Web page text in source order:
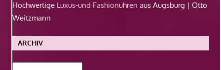
Hochwertige Luxus-und Fashionuhren aus Augsburg | Otto
Weitzmann
ARCHIV